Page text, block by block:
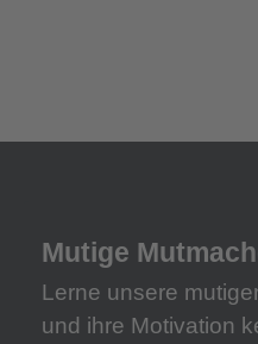
Mutige
Lerne unsere
und ihre Motivation